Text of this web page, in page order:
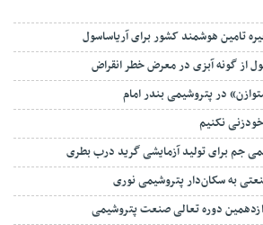
تامین هوشمند کشور برای آریاساسول
از گونه آبزی در معرض خطر انقراض
در پتروشیمی بندر امام
نکنیم
جم برای تولید آزمایشی گرید درب بطری
به سکان‌دار پتروشیمی نوری
دوره تعالی صنعت پتروشیمی